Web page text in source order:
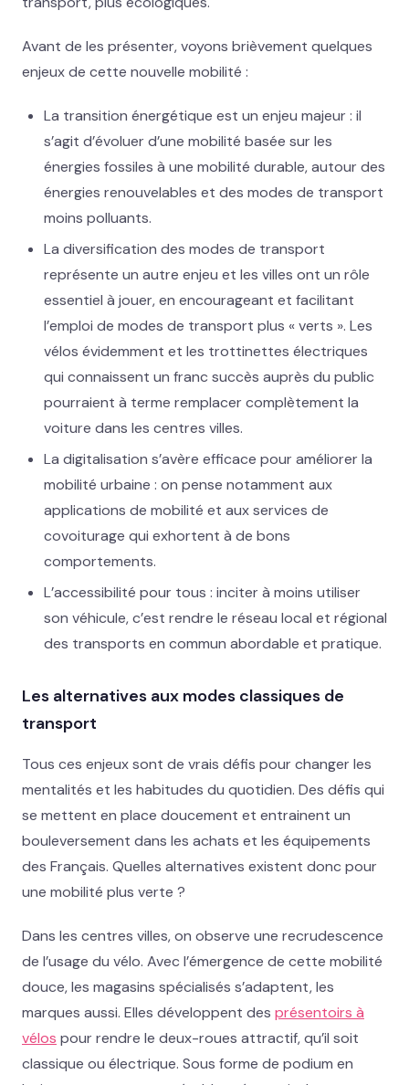
Avant de les présenter, voyons brièvement quelques
enjeux de cette nouvelle mobilité :
La transition énergétique est un enjeu majeur : il
s’agit d’évoluer d’une mobilité basée sur les
énergies fossiles à une mobilité durable, autour des
énergies renouvelables et des modes de transport
moins polluants.
La diversification des modes de transport
représente un autre enjeu et les villes ont un rôle
essentiel à jouer, en encourageant et facilitant
l’emploi de modes de transport plus « verts ». Les
vélos évidemment et les trottinettes électriques
qui connaissent un franc succès auprès du public
pourraient à terme remplacer complètement la
voiture dans les centres villes.
La digitalisation s’avère efficace pour améliorer la
mobilité urbaine : on pense notamment aux
applications de mobilité et aux services de
covoiturage qui exhortent à de bons
comportements.
L’accessibilité pour tous : inciter à moins utiliser
son véhicule, c’est rendre le réseau local et régional
des transports en commun abordable et pratique.
Les alternatives aux modes classiques de
transport
Tous ces enjeux sont de vrais défis pour changer les
mentalités et les habitudes du quotidien. Des défis qui
se mettent en place doucement et entrainent un
bouleversement dans les achats et les équipements
des Français. Quelles alternatives existent donc pour
une mobilité plus verte ?
Dans les centres villes, on observe une recrudescence
de l’usage du vélo. Avec l’émergence de cette mobilité
douce, les magasins spécialisés s’adaptent, les
marques aussi. Elles développent des présentoirs à
vélos pour rendre le deux-roues attractif, qu’il soit
classique ou électrique. Sous forme de podium en